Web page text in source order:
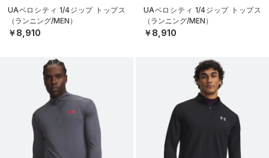
UAベロシティ 1/4ジップ トップス
（ランニング/MEN）
￥8,910
UAベロシティ 1/4ジップ トップス
（ランニング/MEN）
￥8,910